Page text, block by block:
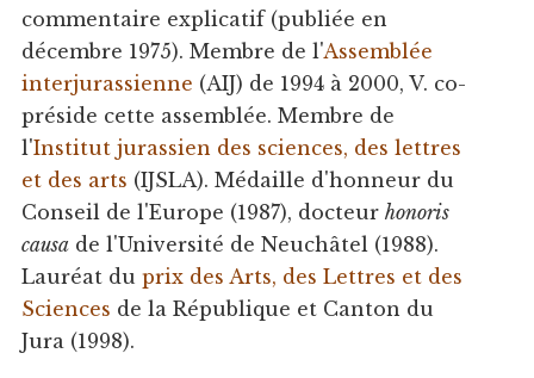
commentaire explicatif (publiée en
décembre 1975). Membre de l'Assemblée
interjurassienne (AIJ) de 1994 à 2000, V. co-
préside cette assemblée. Membre de
l'Institut jurassien des sciences, des lettres
et des arts (IJSLA). Médaille d'honneur du
Conseil de l'Europe (1987), docteur honoris
causade l'Université de Neuchâtel (1988).
Lauréat du prix des Arts, des Lettres et des
Sciences de la République et Canton du
Jura (1998).